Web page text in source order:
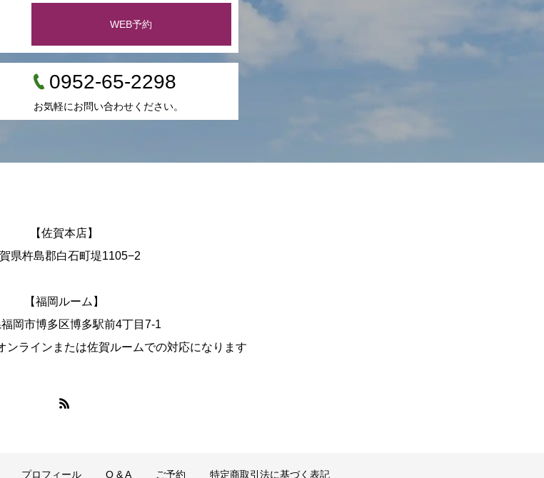
WEB予約
0952-65-2298
お気軽にお問い合わせください。
【佐賀本店】
県杵島郡白石町堤1105−2
【福岡ルーム】
岡市博多区博多駅前4丁目7-1
ンラインまたは佐賀ルームでの対応になります
プロフィール Q & A ご予約 特定商取引法に基づく表記